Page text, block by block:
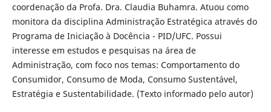
coordenação da Profa. Dra. Claudia Buhamra. Atuou como
monitora da disciplina Administração Estratégica através do
Programa de Iniciação à Docência - PID/UFC. Possui
interesse em estudos e pesquisas na área de
Administração, com foco nos temas: Comportamento do
Consumidor, Consumo de Moda, Consumo Sustentável,
Estratégia e Sustentabilidade. (Texto informado pelo autor)